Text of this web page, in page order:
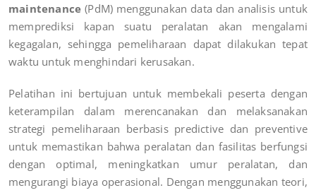
maintenance (PdM) menggunakan data dan analisis untuk
memprediksi kapan suatu peralatan akan mengalami
kegagalan, sehingga pemeliharaan dapat dilakukan tepat
waktu untuk menghindari kerusakan.
Pelatihan ini bertujuan untuk membekali peserta dengan
keterampilan dalam merencanakan dan melaksanakan
strategi pemeliharaan berbasis predictive dan preventive
untuk memastikan bahwa peralatan dan fasilitas berfungsi
dengan optimal, meningkatkan umur peralatan, dan
mengurangi biaya operasional. Dengan menggunakan teori,